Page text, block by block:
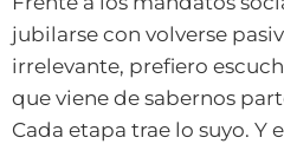
jubilarse con volverse
irrelevante, prefiero
que viene de sabernos
Cada etapa trae lo suyo. Y